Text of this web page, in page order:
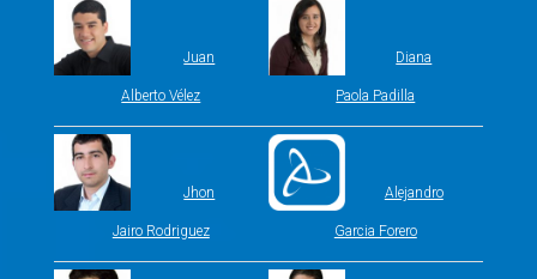
Juan
Alberto Vélez
Diana
Paola Padilla
Jhon
Jairo Rodriguez
Alejandro
Garcia Forero